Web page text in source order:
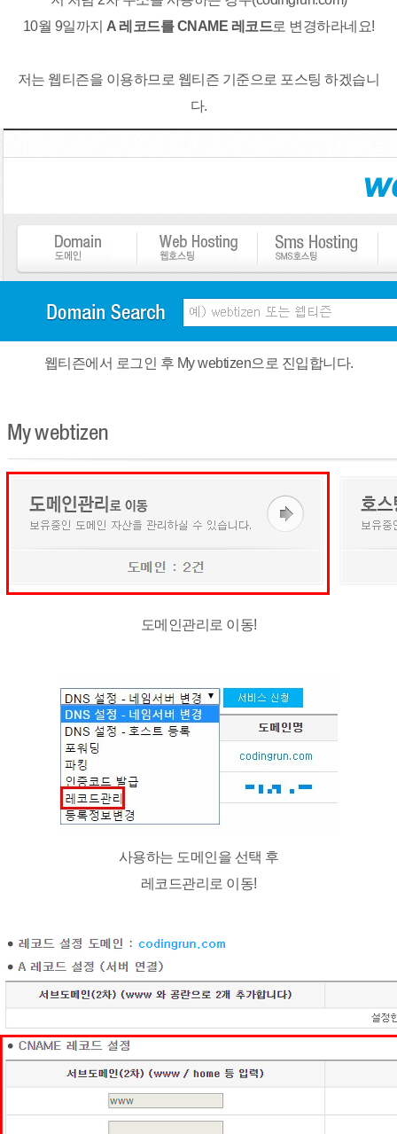
10월 9일까지 A 레코드를 CNAME 레코드로 변경하라네요!
저는 웹티즌을 이용하므로 웹티즌 기준으로 포스팅 하겠습니
다.
웹티즌에서 로그인 후 My webtizen으로 진입합니다.
도메인관리로 이동!
사용하는 도메인을 선택 후
레코드관리로 이동!